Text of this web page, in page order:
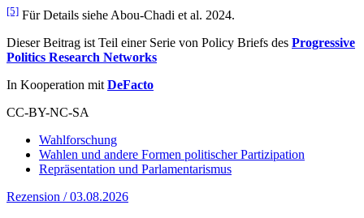
[5] Für Details siehe Abou-Chadi et al. 2024.
Dieser Beitrag ist Teil einer Serie von Policy Briefs des Progressive
Politics Research Networks
In Kooperation mit DeFacto
CC-BY-NC-SA
Wahlforschung
Wahlen und andere Formen politischer Partizipation
Repräsentation und Parlamentarismus
Rezension / 03.08.2026